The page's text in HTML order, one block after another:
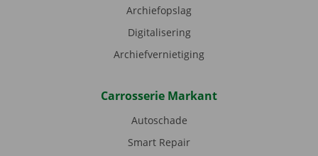
Archiefopslag
Digitalisering
Archiefvernietiging
Carrosserie Markant
Autoschade
Smart Repair